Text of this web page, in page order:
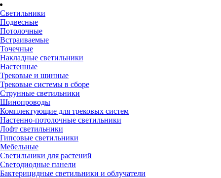
Светильники
Подвесные
Потолочные
Встраиваемые
Точечные
Накладные светильники
Настенные
Трековые и шинные
Трековые системы в сборе
Струнные светильники
Шинопроводы
Комплектующие для трековых систем
Настенно-потолочные светильники
Лофт светильники
Гипсовые светильники
Мебельные
Светильники для растений
Светодиодные панели
Бактерицидные светильники и облучатели